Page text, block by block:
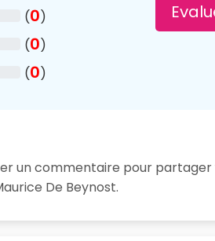
(0)
(0)
(0)
un commentaire pour
De Beynost.